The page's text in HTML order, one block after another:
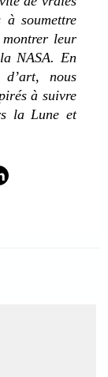
à soumettre
leur
NASA. En
nous
à suivre
la Lune et